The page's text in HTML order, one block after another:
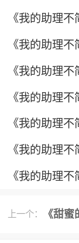
《我的助理
《我的助理
《我的助理
《我的助理
《我的助理
《我的助理
《我的助理
上一个： 《甜